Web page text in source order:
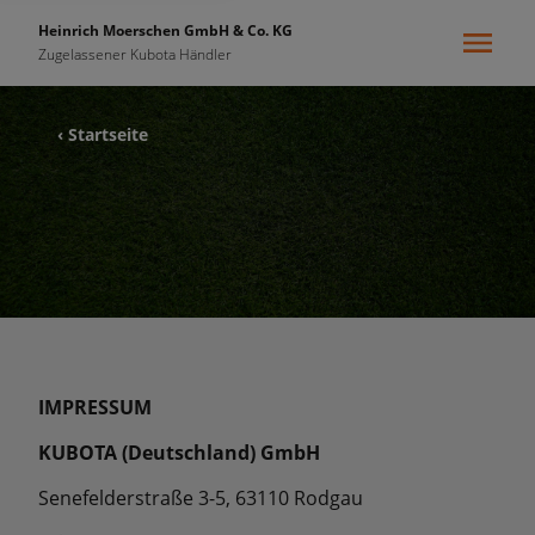
Heinrich Moerschen GmbH & Co. KG
Zugelassener Kubota Händler
‹ Startseite
IMPRESSUM
KUBOTA (Deutschland) GmbH
Senefelderstraße 3-5, 63110 Rodgau